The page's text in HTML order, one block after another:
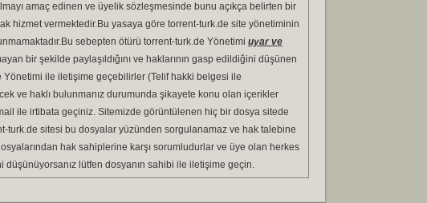
amaç edinen ve üyelik sözleşmesinde bunu açıkça belirten bir
hizmet vermektedir.Bu yasaya göre torrent-turk.de site yönetiminin
sebepten ötürü torrent-turk.de Yönetimi uyar ve
bir şekilde paylaşıldığını ve haklarının gasp edildiğini düşünen
Yönetimi ile iletişime geçebilirler (Telif hakki belgesi ile
ve haklı bulunmanız durumunda şikayete konu olan içerikler
ile irtibata geçiniz. Sitemizde görüntülenen hiç bir dosya sitede
turk.de sitesi bu dosyalar yüzünden sorgulanamaz ve hak talebine
hak sahiplerine karşı sorumludurlar ve üye olan herkes
düşünüyorsanız lütfen dosyanın sahibi ile iletişime geçin.